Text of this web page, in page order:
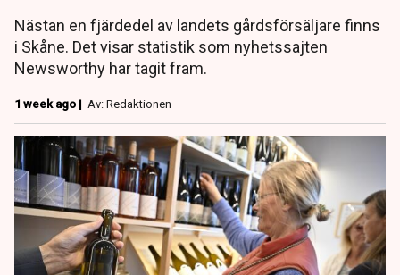
Nästan en fjärdedel av landets gårdsförsäljare finns
i Skåne. Det visar statistik som nyhetssajten
Newsworthy har tagit fram.
1 week ago | Av: Redaktionen